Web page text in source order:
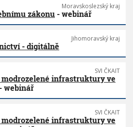
Moravskoslezský kraj
zákonu - webinář
Jihomoravský kraj
- digitálně
SVI ČKAIT
infrastruktury ve
webinář
SVI ČKAIT
infrastruktury ve